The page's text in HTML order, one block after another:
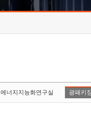
호남권
기획본
에너지지능화연구실 광패키